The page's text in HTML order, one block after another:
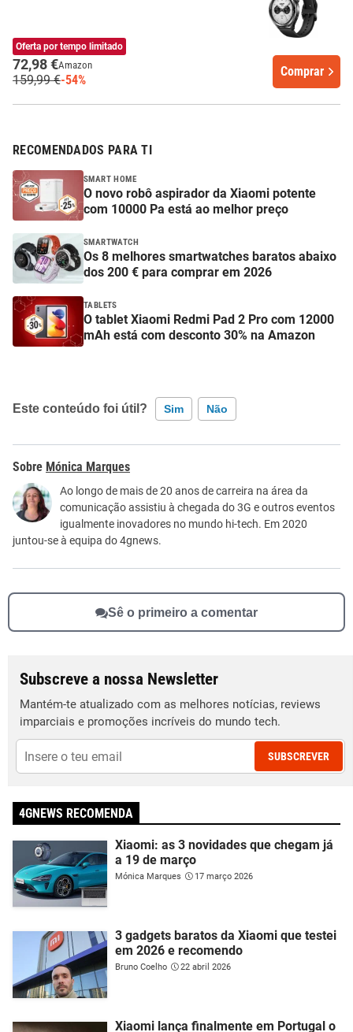
Oferta por tempo limitado
72,98 €Amazon
159,99 €-54%
Comprar
RECOMENDADOS PARA TI
SMART HOME
O novo robô aspirador da Xiaomi potente
com 10000 Pa está ao melhor preço
SMARTWATCH
Os 8 melhores smartwatches baratos abaixo
dos 200 € para comprar em 2026
TABLETS
O tablet Xiaomi Redmi Pad 2 Pro com 12000
mAh está com desconto 30% na Amazon
Este conteúdo foi útil? Sim Não
Este conteúdo contém informação incorreta
Este conteúdo não tem a informação que procuro
Outro
Mónica Marques
Ao longo de mais de 20 anos de carreira na área da
comunicação assistiu à chegada do 3G e outros eventos
igualmente inovadores no mundo hi-tech. Em 2020
juntou-se à equipa do 4gnews.
Sê o primeiro a comentar
Subscreve a nossa Newsletter
Mantém-te atualizado com as melhores notícias, reviews
imparciais e promoções incríveis do mundo tech.
SUBSCREVER
4GNEWS RECOMENDA
Xiaomi: as 3 novidades que chegam já
a 19 de março
Mónica Marques 17 março 2026
3 gadgets baratos da Xiaomi que testei
em 2026 e recomendo
Bruno Coelho 22 abril 2026
Xiaomi lança finalmente em Portugal o